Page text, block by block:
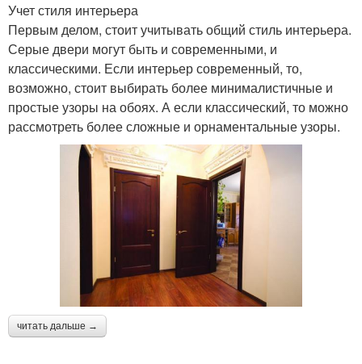
Учет стиля интерьера
Первым делом, стоит учитывать общий стиль интерьера.
Серые двери могут быть и современными, и
классическими. Если интерьер современный, то,
возможно, стоит выбирать более минималистичные и
простые узоры на обоях. А если классический, то можно
рассмотреть более сложные и орнаментальные узоры.
читать дальше →